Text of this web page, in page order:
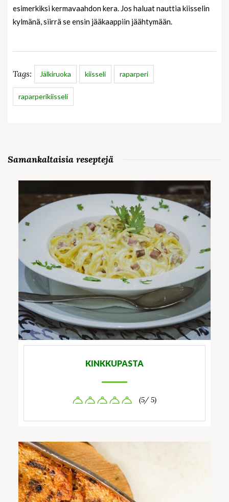
esimerkiksi kermavaahdon kera. Jos haluat nauttia kiisselin
kylmänä, siirrä se ensin jääkaappiin jäähtymään.
Tags: Jälkiruoka kiisseli raparperi
raparperikiisseli
Samankaltaisia reseptejä
KINKKUPASTA
(5/ 5)